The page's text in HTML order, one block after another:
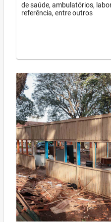
de saúde, ambulatórios,
referência, entre outros